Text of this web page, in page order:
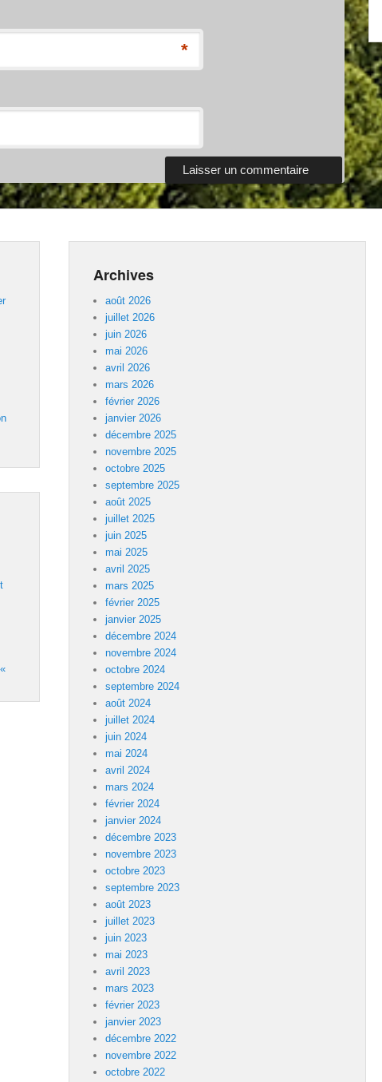
*
Archives
août 2026
juillet 2026
juin 2026
mai 2026
avril 2026
mars 2026
février 2026
janvier 2026
décembre 2025
novembre 2025
octobre 2025
septembre 2025
août 2025
juillet 2025
juin 2025
mai 2025
avril 2025
mars 2025
février 2025
janvier 2025
décembre 2024
novembre 2024
octobre 2024
septembre 2024
août 2024
juillet 2024
juin 2024
mai 2024
avril 2024
mars 2024
février 2024
janvier 2024
décembre 2023
novembre 2023
octobre 2023
septembre 2023
août 2023
juillet 2023
juin 2023
mai 2023
avril 2023
mars 2023
février 2023
janvier 2023
décembre 2022
novembre 2022
octobre 2022